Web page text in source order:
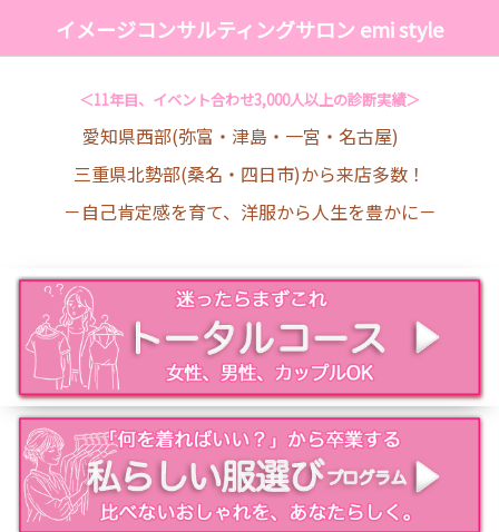
イメージコンサルティングサロン emi style
＜11年目、イベント合わせ3,000人以上の診断実績＞
愛知県西部(弥富・津島・一宮・名古屋)
三重県北勢部(桑名・四日市)から来店多数！
－自己肯定感を育て、洋服から人生を豊かに－